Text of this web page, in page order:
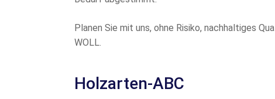
Planen Sie mit uns, ohne Risiko, nachhaltiges
WOLL.
Holzarten-ABC